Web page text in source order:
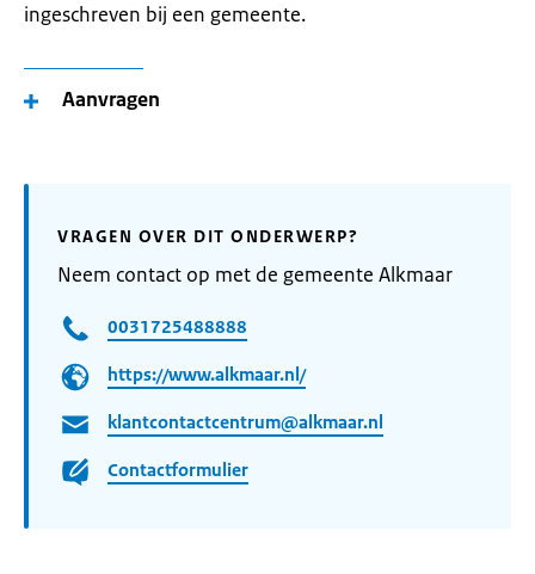
ingeschreven bij een gemeente.
Aanvragen
VRAGEN OVER DIT ONDERWERP?
Neem contact op met de gemeente Alkmaar
0031725488888
https://www.alkmaar.nl/
klantcontactcentrum@alkmaar.nl
Contactformulier